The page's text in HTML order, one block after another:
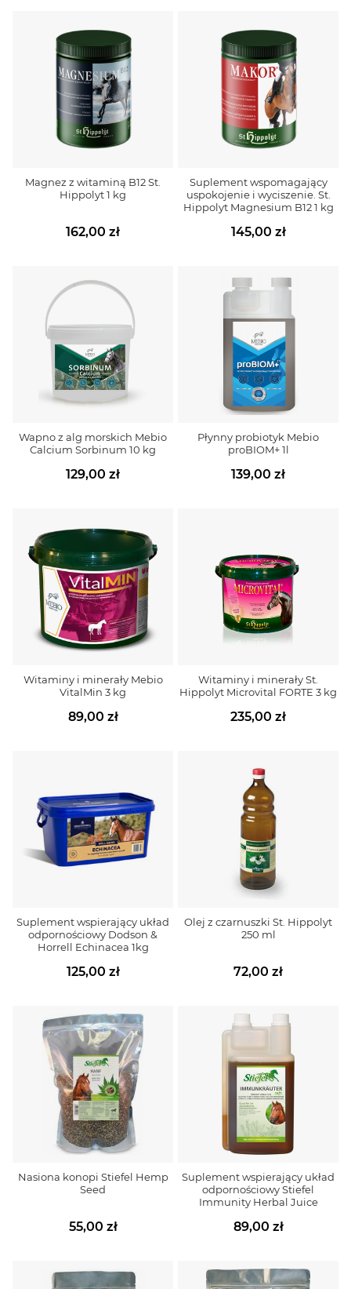
Magnez z witaminą B12 St.
Hippolyt 1 kg
162,00 zł
Suplement wspomagający
uspokojenie i wyciszenie. St.
Hippolyt Magnesium B12 1 kg
145,00 zł
Wapno z alg morskich Mebio
Calcium Sorbinum 10 kg
129,00 zł
Płynny probiotyk Mebio
proBIOM+ 1l
139,00 zł
Witaminy i minerały Mebio
VitalMin 3 kg
89,00 zł
Witaminy i minerały St.
Hippolyt Microvital FORTE 3 kg
235,00 zł
Suplement wspierający układ
odpornościowy Dodson &
Horrell Echinacea 1kg
125,00 zł
Olej z czarnuszki St. Hippolyt
250 ml
72,00 zł
Nasiona konopi Stiefel Hemp
Seed
55,00 zł
Suplement wspierający układ
odpornościowy Stiefel
Immunity Herbal Juice
89,00 zł